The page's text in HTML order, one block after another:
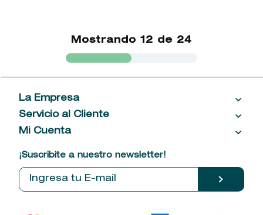
Mostrando 12 de 24
La Empresa
Acerca de las Fragancias
Ventas al por mayor
Política de entrega
Tiendas
Servicio al Cliente
Contáctanos
Comprobantes electrónicos
Mi Cuenta
¡Suscribite a nuestro newsletter!